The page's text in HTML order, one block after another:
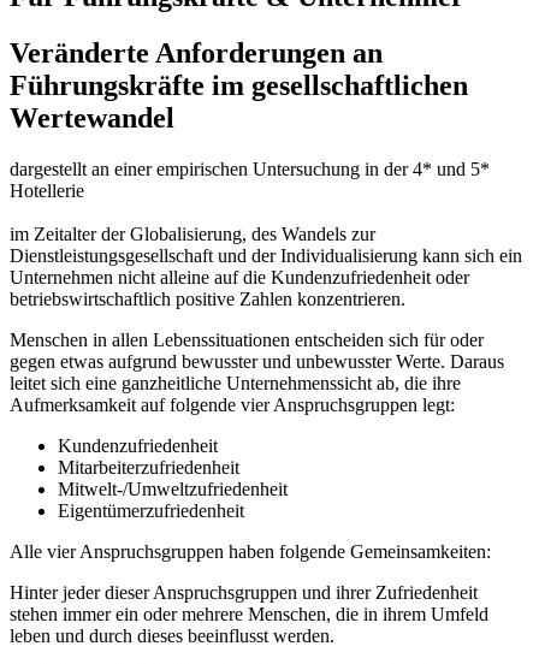
Veränderte Anforderungen an
Führungskräfte im gesellschaftlichen
Wertewandel
dargestellt an einer empirischen Untersuchung in der 4* und 5*
Hotellerie
im Zeitalter der Globalisierung, des Wandels zur
Dienstleistungsgesellschaft und der Individualisierung kann sich ein
Unternehmen nicht alleine auf die Kundenzufriedenheit oder
betriebswirtschaftlich positive Zahlen konzentrieren.
Menschen in allen Lebenssituationen entscheiden sich für oder
gegen etwas aufgrund bewusster und unbewusster Werte. Daraus
leitet sich eine ganzheitliche Unternehmenssicht ab, die ihre
Aufmerksamkeit auf folgende vier Anspruchsgruppen legt:
Kundenzufriedenheit
Mitarbeiterzufriedenheit
Mitwelt-/Umweltzufriedenheit
Eigentümerzufriedenheit
Alle vier Anspruchsgruppen haben folgende Gemeinsamkeiten:
Hinter jeder dieser Anspruchsgruppen und ihrer Zufriedenheit
stehen immer ein oder mehrere Menschen, die in ihrem Umfeld
leben und durch dieses beeinflusst werden.